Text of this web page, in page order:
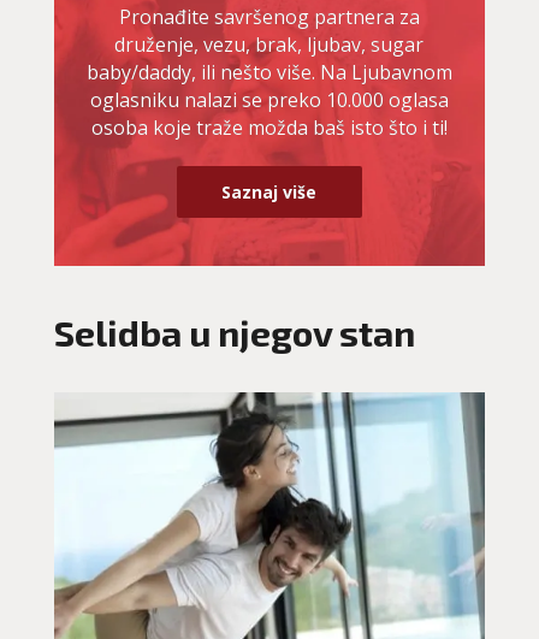
Pronađite savršenog partnera za
druženje, vezu, brak, ljubav, sugar
baby/daddy, ili nešto više. Na Ljubavnom
oglasniku nalazi se preko 10.000 oglasa
osoba koje traže možda baš isto što i ti!
Saznaj više
Selidba u njegov stan